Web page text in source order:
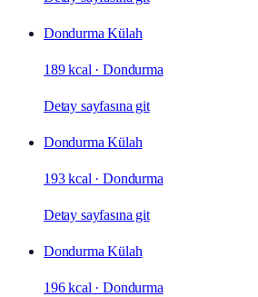
Dondurma Külah
189 kcal ·Dondurma
Detay sayfasına git
Dondurma Külah
193 kcal ·Dondurma
Detay sayfasına git
Dondurma Külah
196 kcal ·Dondurma